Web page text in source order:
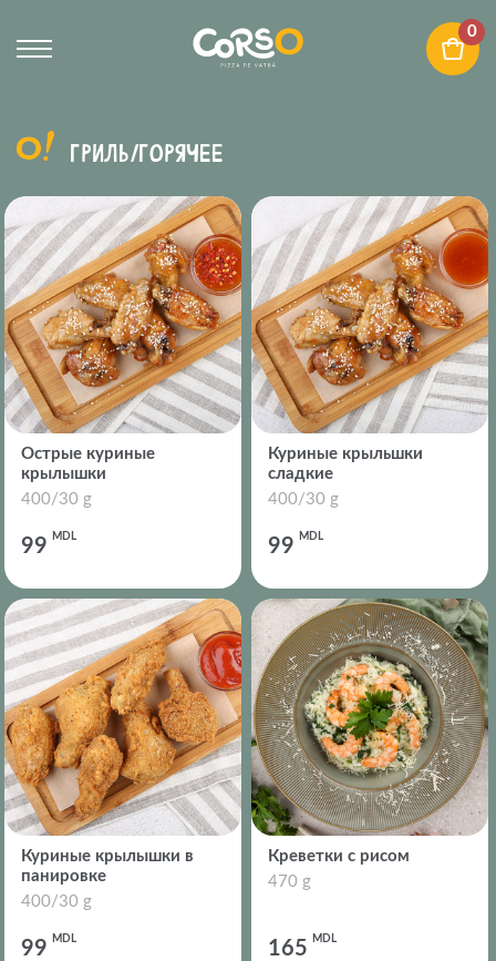
0
ГРИЛЬ/ГОРЯЧЕЕ
Oстрые куриные
крылышки
400/30 g
99 MDL
Куриные крыльшки
сладкие
400/30 g
99 MDL
Куриные крылышки в
панировке
400/30 g
99 MDL
Креветки с рисом
470 g
165 MDL